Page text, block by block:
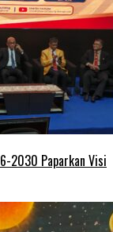
2030 Paparkan Visi